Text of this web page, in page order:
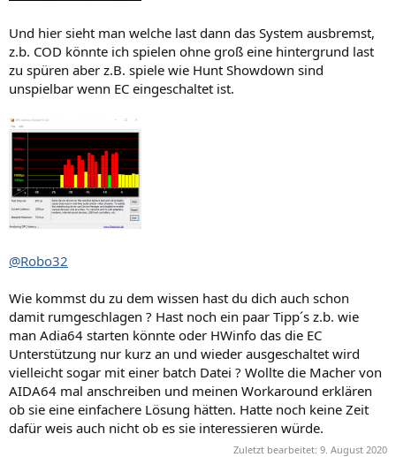
Und hier sieht man welche last dann das System ausbremst,
z.b. COD könnte ich spielen ohne groß eine hintergrund last
zu spüren aber z.B. spiele wie Hunt Showdown sind
unspielbar wenn EC eingeschaltet ist.
@Robo32
Wie kommst du zu dem wissen hast du dich auch schon
damit rumgeschlagen ? Hast noch ein paar Tipp´s z.b. wie
man Adia64 starten könnte oder HWinfo das die EC
Unterstützung nur kurz an und wieder ausgeschaltet wird
vielleicht sogar mit einer batch Datei ? Wollte die Macher von
AIDA64 mal anschreiben und meinen Workaround erklären
ob sie eine einfachere Lösung hätten. Hatte noch keine Zeit
dafür weis auch nicht ob es sie interessieren würde.
Zuletzt bearbeitet: 9. August 2020